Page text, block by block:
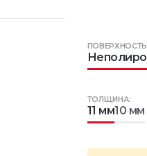
ТОЛЩИНА:
11 мм10 мм